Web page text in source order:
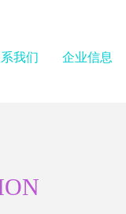
我们 企业信息